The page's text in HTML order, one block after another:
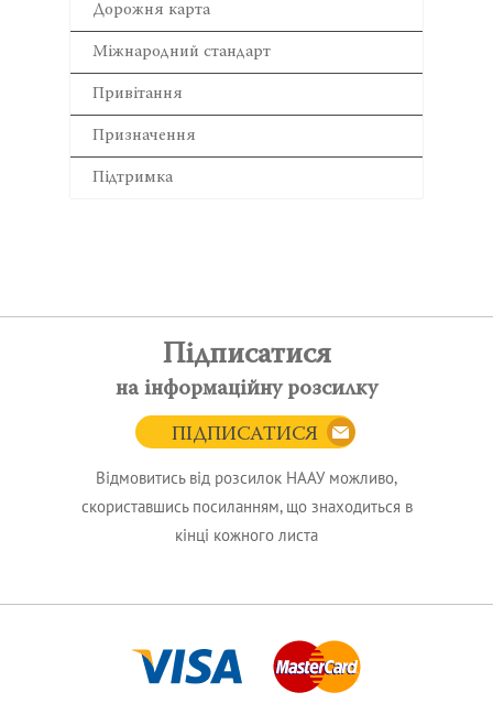
Дорожня карта
Міжнародний стандарт
Привітання
Призначення
Підтримка
Підписатися
на інформаційну розсилку
ПІДПИСАТИСЯ
Відмовитись від розсилок НААУ можливо,
скориставшись посиланням, що знаходиться в
кінці кожного листа